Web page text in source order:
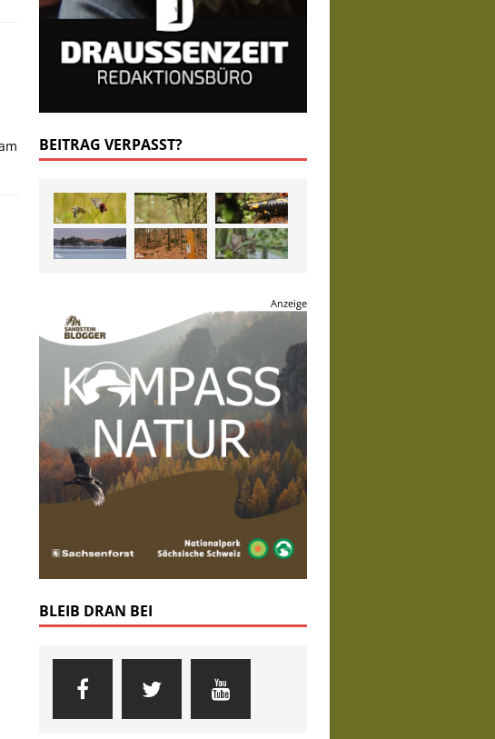
BEITRAG VERPASST?
Anzeige
BLEIB DRAN BEI